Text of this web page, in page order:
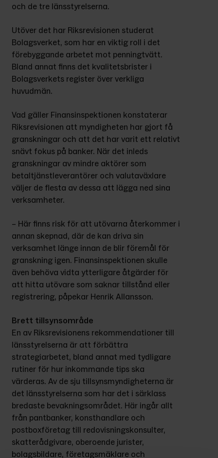
och de tre länsstyrelserna.
Utöver det har Riksrevisionen studerat
Bolagsverket, som har en viktig roll i det
förebyggande arbetet mot penningtvätt.
Bland annat finns det kvalitetsbrister i
Bolagsverkets register över verkliga
huvudmän.
Vad gäller Finansinspektionen konstaterar
Riksrevisionen att myndigheten har gjort få
granskningar och att det har varit ett relativt
snävt fokus på banker. När det inleds
granskningar av mindre aktörer som
betaltjänstleverantörer och valutaväxlare
väljer de flesta av dessa att lägga ned sina
verksamheter.
– Här finns risk för att utövarna återkommer i
annan skepnad, där de kan driva sin
verksamhet länge innan de blir föremål för
granskning igen. Finansinspektionen skulle
även behöva vidta ytterligare åtgärder för
att hitta utövare som saknar tillstånd eller
registrering, påpekar Henrik Allansson.
Brett tillsynsområde
En av Riksrevisionens rekommendationer till
länsstyrelserna är att förbättra
strategiarbetet, bland annat med tydligare
rutiner för hur inkommande tips ska
värderas. Av de sju tillsynsmyndigheterna är
det länsstyrelserna som har det i särklass
bredaste bevakningsområdet. Här ingår allt
från pantbanker, konsthandlare och
postboxföretag till redovisningskonsulter,
skatterådgivare, oberoende jurister,
bolagsbildare, företagsmäklare och